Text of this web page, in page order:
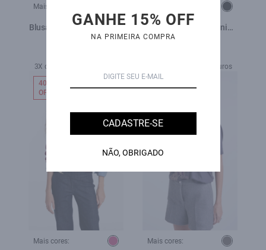
Mais cores:
Blusa Light Rib Rock Tour
Bordeaux
3X de R$ 113,00 sem juros
Blusa Polo Santorini
3X de R$ 132,67 sem juros
Mais cores:
40%
OFF
Mais cores:
NEW-IN
GANHE 15% OFF
NA PRIMEIRA COMPRA
CADASTRE-SE
NÃO, OBRIGADO